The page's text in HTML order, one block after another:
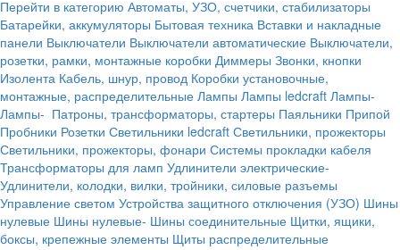
Перейти в категорию Автоматы, УЗО, счетчики, стабилизаторы
Батарейки, аккумуляторы Бытовая техника Вставки и накладные
панели Выключатели Выключатели автоматические Выключатели,
розетки, рамки, монтажные коробки Диммеры Звонки, кнопки
Изолента Кабель, шнур, провод Коробки установочные,
монтажные, распределительные Лампы Лампы ledcraft Лампы-
Лампы- Патроны, трансформаторы, стартеры Паяльники Припой
Пробники Розетки Светильники ledcraft Светильники, прожекторы
Светильники, прожекторы, фонари Системы прокладки кабеля
Трансформаторы для ламп Удлинители электрические-
Удлинители, колодки, вилки, тройники, силовые разъемы
Управление светом Устройства защитного отключения (УЗО) Шины
нулевые Шины нулевые- Шины соединительные Щитки, ящики,
боксы, крепежные элементы Щиты распределительные